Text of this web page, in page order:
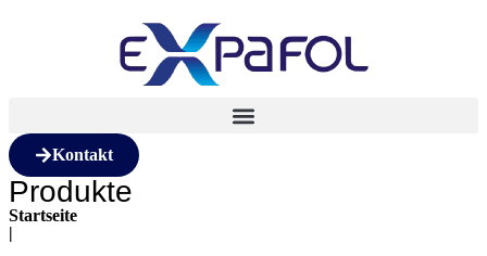
Kontakt
Produkte
Startseite
|